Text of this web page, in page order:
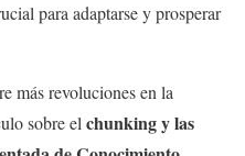
para adaptarse y prosperar
más revoluciones en la
sobre el chunking y las